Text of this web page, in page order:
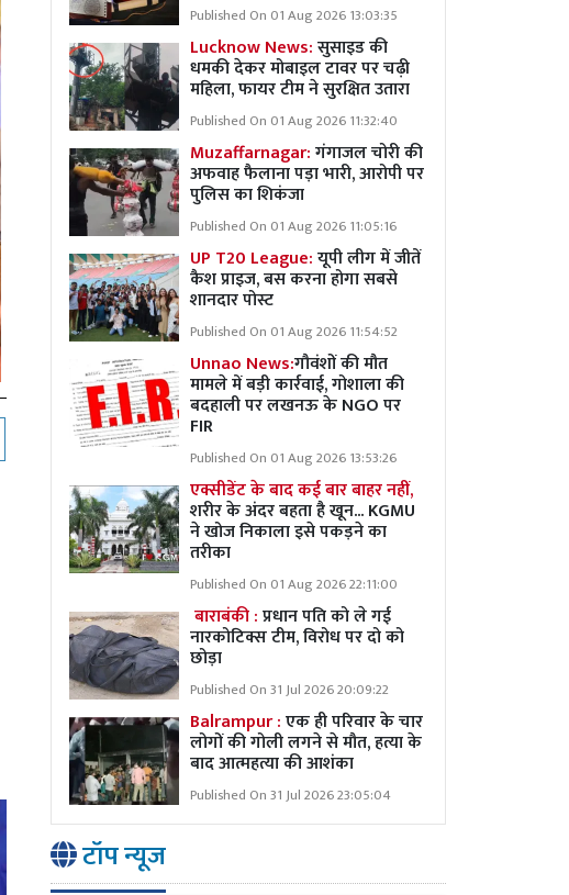
Published On 01 Aug 2026 13:03:35
Lucknow News:सुसाइड की
धमकी देकर मोबाइल टावर पर चढ़ी
महिला, फायर टीम ने सुरक्षित उतारा
Published On 01 Aug 2026 11:32:40
Muzaffarnagar:गंगाजल चोरी की
अफवाह फैलाना पड़ा भारी, आरोपी पर
पुलिस का शिकंजा
Published On 01 Aug 2026 11:05:16
UP T20 League:यूपी लीग में जीतें
कैश प्राइज, बस करना होगा सबसे
शानदार पोस्ट
Published On 01 Aug 2026 11:54:52
Unnao News:गौवंशों की मौत
मामले में बड़ी कार्रवाई, गोशाला की
बदहाली पर लखनऊ के NGO पर
FIR
Published On 01 Aug 2026 13:53:26
एक्सीडेंट के बाद कई बार बाहर नहीं,
शरीर के अंदर बहता है खून... KGMU
ने खोज निकाला इसे पकड़ने का
तरीका
Published On 01 Aug 2026 22:11:00
बाराबंकी :प्रधान पति को ले गई
नारकोटिक्स टीम, विरोध पर दो को
छोड़ा
Published On 31 Jul 2026 20:09:22
Balrampur :एक ही परिवार के चार
लोगों की गोली लगने से मौत, हत्या के
बाद आत्महत्या की आशंका
Published On 31 Jul 2026 23:05:04
टॉप न्यूज